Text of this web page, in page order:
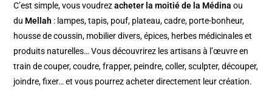
C’est simple, vous voudrezacheter la moitié de la Médina ou
du Mellah : lampes, tapis, pouf, plateau, cadre, porte-bonheur,
housse de coussin, mobilier divers, épices, herbes médicinales et
produits naturelles… Vous découvrirez les artisans à l’œuvre en
train de couper, coudre, frapper, peindre, coller, sculpter, découper,
joindre, fixer… et vous pourrez acheter directement leur création.